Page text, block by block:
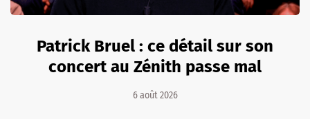
Patrick Bruel : ce détail sur son
concert au Zénith passe mal
6 août 2026